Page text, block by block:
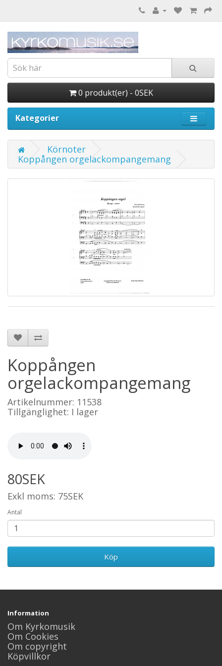
0 produkt(er) - 0SEK
Kategorier
Körnoter
Koppången orgelackompangemang
Koppången
orgelackompangemang
Artikelnummer: 11538
Tillgänglighet: I lager
80SEK
Exkl moms: 75SEK
Antal
Köp
Information
Om Kyrkomusik
Om Cookies
Om copyright
Köpvillkor